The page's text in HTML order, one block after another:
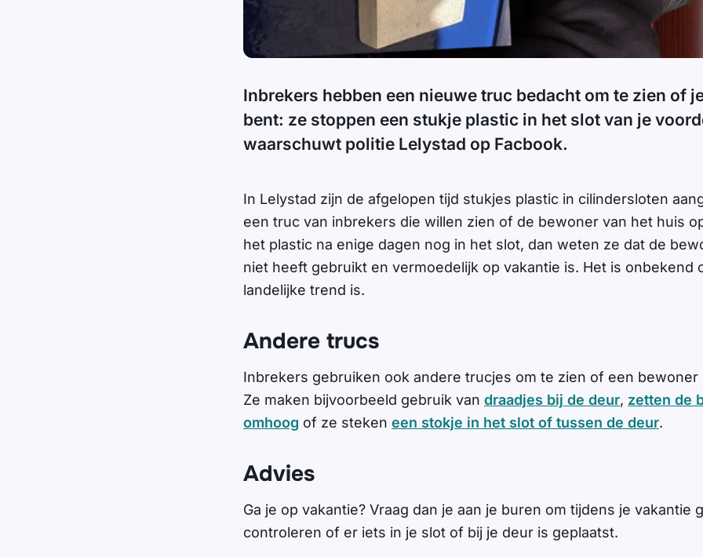
Inbrekers hebben een nieuwe truc bedacht om te zien of
bent: ze stoppen een stukje plastic in het slot van je
waarschuwt politie Lelystad op Facbook.
In Lelystad zijn de afgelopen tijd stukjes plastic in cilindersloten
een truc van inbrekers die willen zien of de bewoner van het huis
het plastic na enige dagen nog in het slot, dan weten ze dat de
niet heeft gebruikt en vermoedelijk op vakantie is. Het is onbekend
landelijke trend is.
Andere trucs
Inbrekers gebruiken ook andere trucjes om te zien of een bewoner
Ze maken bijvoorbeeld gebruik van draadjes bij de deur, zetten de
omhoog of ze steken een stokje in het slot of tussen de deur.
Advies
Ga je op vakantie? Vraag dan je aan je buren om tijdens je vakantie
controleren of er iets in je slot of bij je deur is geplaatst.